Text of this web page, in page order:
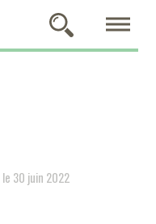
le 30 juin 2022